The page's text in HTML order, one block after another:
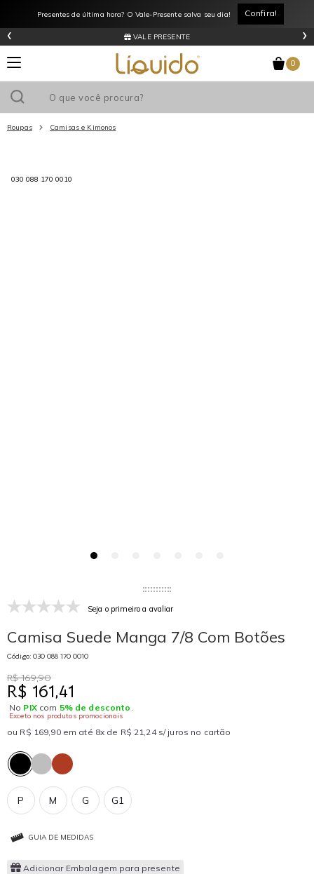
Presentes de última hora? O Vale-Presente salva seu dia! Confira!
VALE PRESENTE
‹ ›
0
Roupas Camisas e Kimonos
030 088 170 0010
Seja o primeiro a avaliar
Camisa Suede Manga 7/8 Com Botões
Código: 030 088 170 0010
R$ 169,90
R$ 161,41
No PIXcom 5% de desconto .
Exceto nos produtos promocionais
ou R$ 169,90 em até 8x de R$ 21,24 s/ juros no cartão
G
P G1
M
GUIA DE MEDIDAS
Adicionar Embalagem para presente